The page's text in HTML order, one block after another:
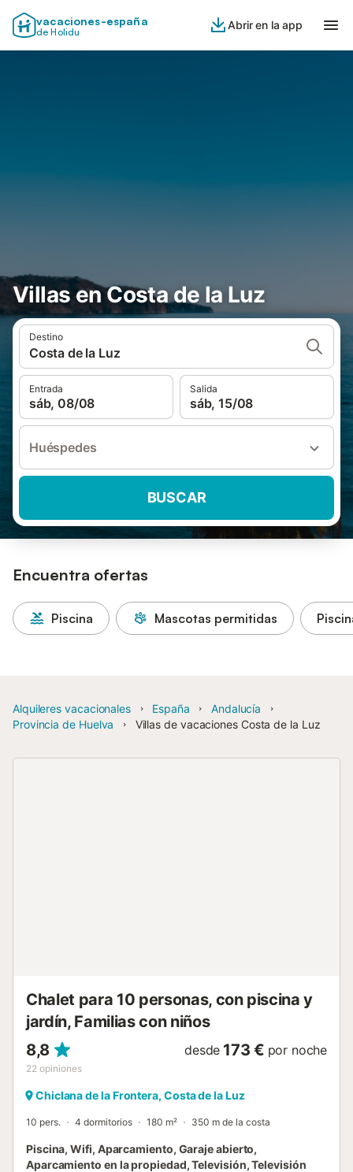
vacaciones-españa
de Holidu
Abrir en la app
Villas en Costa de la Luz
Destino
Costa de la Luz
Entrada
sáb, 08/08
Salida
sáb, 15/08
Huéspedes
BUSCAR
Encuentra ofertas
Piscina Mascotas permitidas
Alquileres vacacionales España
Andalucía
Provincia de Huelva
Villas de vacaciones Costa de la Luz
Chalet para 10 personas, con piscina y
jardín, Familias con niños
8,8
22 opiniones
desde 173 € por noche
Chiclana de la Frontera, Costa de la Luz
10 pers. 4 dormitorios 180 m² 350 m de la costa
Piscina, Wifi, Aparcamiento, Garaje abierto,
Aparcamiento en la propiedad, Televisión, Televisión